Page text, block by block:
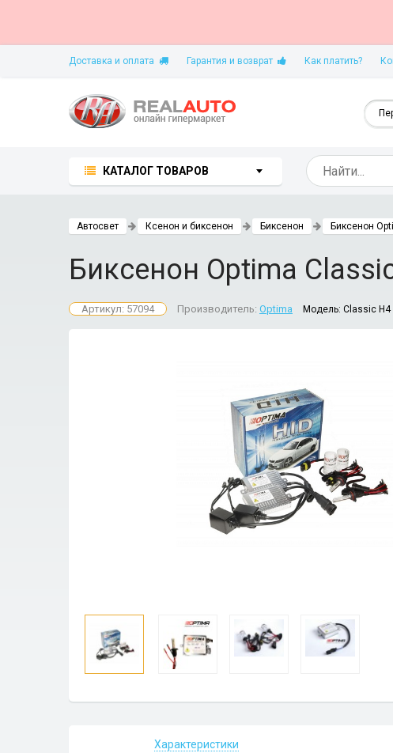
Доставка и оплата Гарантия и возврат Как платить?
КАТАЛОГ ТОВАРОВ
Автосвет Ксенон и биксенон Биксенон Биксенон
Биксенон Optima
Артикул: 57094 Производитель: Optima Модель: Classic H4
Характеристики